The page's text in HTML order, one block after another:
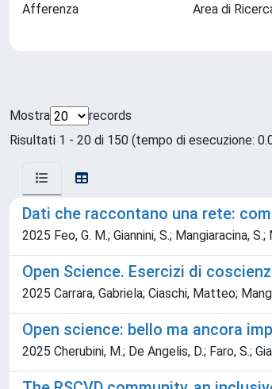
Afferenza Area di
Mostra
records
Risultati 1 - 20 di 150 (tempo di esecuzione:
Dati che raccontano una rete:
2025 Feo, G. M.; Giannini, S.; Mangiaracina,
Open Science. Esercizi di
2025 Carrara, Gabriela; Ciaschi, Matteo;
Open science: bello ma ancora
2025 Cherubini, M.; De Angelis, D.; Faro, S.;